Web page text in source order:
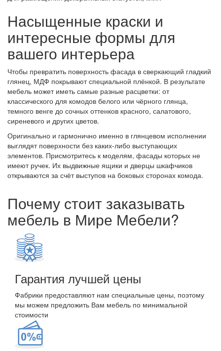
Насыщенные краски и
интересные формы для
вашего интерьера
Чтобы превратить поверхность фасада в сверкающий гладкий
глянец, МДФ покрывают специальной плёнкой. В результате
мебель может иметь самые разные расцветки: от
классического для комодов белого или чёрного глянца,
темного венге до сочных оттенков красного, салатового,
сиреневого и других цветов.
Оригинально и гармонично именно в глянцевом исполнении
выглядят поверхности без каких-либо выступающих
элементов. Присмотритесь к моделям, фасады которых не
имеют ручек. Их выдвижные ящики и дверцы шкафчиков
открываются за счёт выступов на боковых сторонах комода.
Почему стоит заказывать
мебель в Мире Мебели?
Гарантия лучшей цены
Фабрики предоставляют нам специальные цены, поэтому
мы можем предложить Вам мебель по минимальной
стоимости